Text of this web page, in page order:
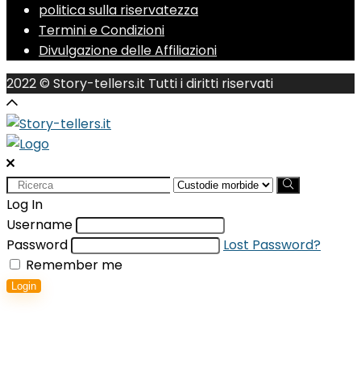
politica sulla riservatezza
Termini e Condizioni
Divulgazione delle Affiliazioni
2022 © Story-tellers.it Tutti i diritti riservati
Search
for:
Log In
Username
Password
Lost Password?
Remember me
Login